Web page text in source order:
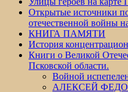
Открытые источники
отечественной войны
КНИГА ПАМЯТИ
История
Книги о Великой
Псковской области.
Войной
АЛЕКСЕЙ